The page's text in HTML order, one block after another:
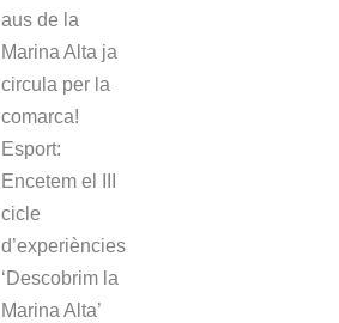
aus de la
Marina Alta ja
circula per la
comarca!
Esport:
Encetem el III
cicle
d’experiències
‘Descobrim la
Marina Alta’